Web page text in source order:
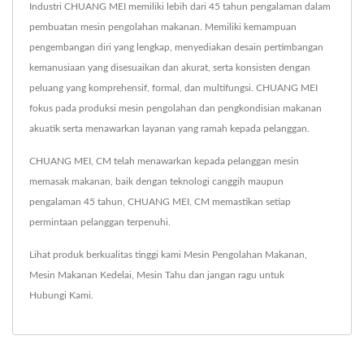
Industri CHUANG MEI memiliki lebih dari 45 tahun pengalaman dalam
pembuatan mesin pengolahan makanan. Memiliki kemampuan
pengembangan diri yang lengkap, menyediakan desain pertimbangan
kemanusiaan yang disesuaikan dan akurat, serta konsisten dengan
peluang yang komprehensif, formal, dan multifungsi. CHUANG MEI
fokus pada produksi mesin pengolahan dan pengkondisian makanan
akuatik serta menawarkan layanan yang ramah kepada pelanggan.
CHUANG MEI, CM telah menawarkan kepada pelanggan mesin
memasak makanan, baik dengan teknologi canggih maupun
pengalaman 45 tahun, CHUANG MEI, CM memastikan setiap
permintaan pelanggan terpenuhi.
Lihat produk berkualitas tinggi kami Mesin Pengolahan Makanan
Mesin Makanan Kedelai Mesin Tahu dan jangan ragu untuk
Hubungi Kami